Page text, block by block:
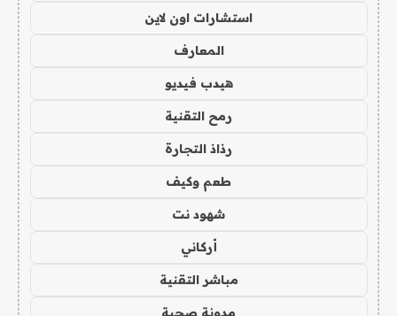
استشارات اون لاين
المعارف
هيدب فيديو
رمح التقنية
رذاذ التجارة
طعم وكيف
شهود نت
أركاني
مباشر التقنية
مدونة صحبة